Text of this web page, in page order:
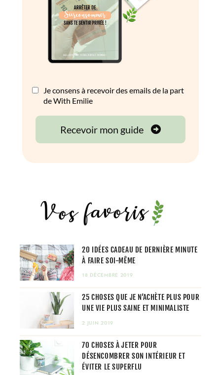
20 IDÉES CADEAU DE DERNIÈRE MINUTE
À FAIRE SOI-MÊME
18 DÉCEMBRE 2019
25 CHOSES QUE JE N’ACHÈTE PLUS POUR
UNE VIE PLUS SAINE ET MINIMALISTE
2 JUIN 2019
70 CHOSES À JETER POUR
DÉSENCOMBRER SON INTÉRIEUR ET
ÉVITER LE SUPERFLU